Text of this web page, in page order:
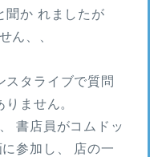
聞か れましたが
ん、、
スタライブで質問
ません。
書店員がコムドッ
参加し、 店の一